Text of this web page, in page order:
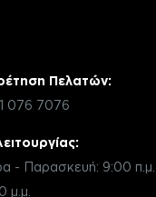
Πελατών:
076 7076
- Παρασκευή: 9:00 π.μ.
μ.μ.